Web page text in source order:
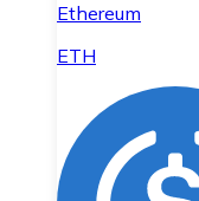
Ethereum
ETH